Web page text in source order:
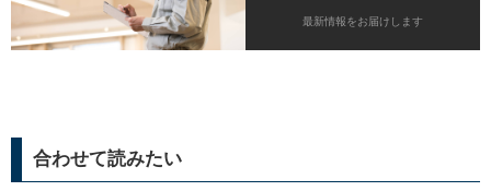
最新情報をお届けします
合わせて読みたい